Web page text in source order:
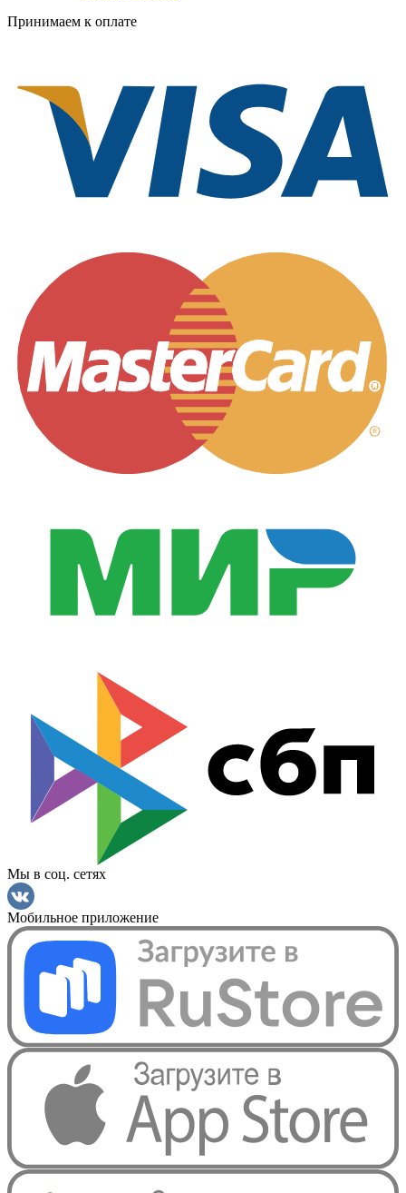
Принимаем к оплате
Мы в соц. сетях
Мобильное приложение